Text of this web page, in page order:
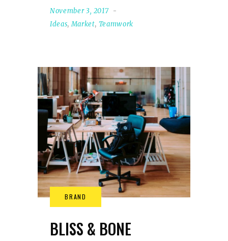
November 3, 2017
Ideas,Market, Teamwork
BLISS & BONE